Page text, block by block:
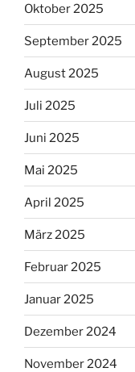
Oktober 2025
September 2025
August 2025
Juli 2025
Juni 2025
Mai 2025
April 2025
März 2025
Februar 2025
Januar 2025
Dezember 2024
November 2024